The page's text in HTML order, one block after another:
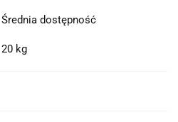
Średnia dostępność
20 kg